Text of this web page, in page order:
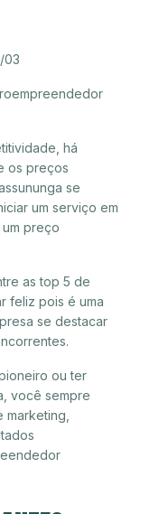
03
há
os preços
se
um serviço em
preço
as top 5 de
feliz pois é uma
se destacar
ou ter
você sempre